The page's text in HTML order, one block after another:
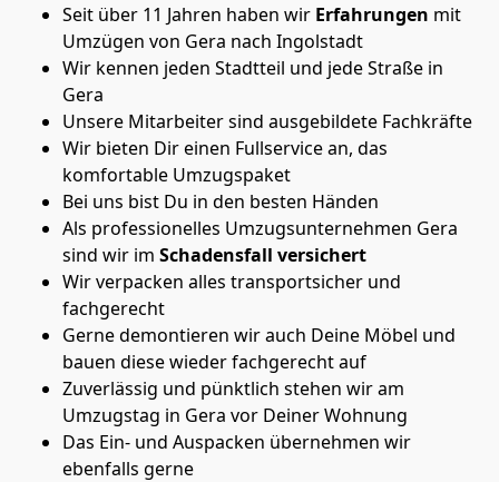
Seit über 11 Jahren haben wir Erfahrungen mit
Umzügen von Gera nach Ingolstadt
Wir kennen jeden Stadtteil und jede Straße in
Gera
Unsere Mitarbeiter sind ausgebildete Fachkräfte
Wir bieten Dir einen Fullservice an, das
komfortable Umzugspaket
Bei uns bist Du in den besten Händen
Als professionelles Umzugsunternehmen Gera
sind wir im Schadensfall versichert
Wir verpacken alles transportsicher und
fachgerecht
Gerne demontieren wir auch Deine Möbel und
bauen diese wieder fachgerecht auf
Zuverlässig und pünktlich stehen wir am
Umzugstag in Gera vor Deiner Wohnung
Das Ein- und Auspacken übernehmen wir
ebenfalls gerne